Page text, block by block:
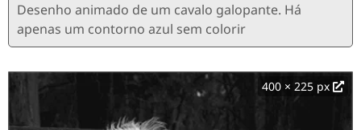
Desenho animado de um cavalo galopante. Há
apenas um contorno azul sem colorir
400 × 225 px